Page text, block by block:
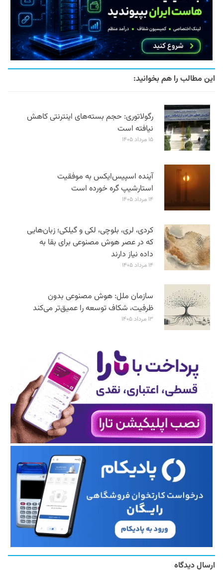
این مطالب را هم بخوانید:
رگولاتوری: حجم بسته‌های اینترنتی کاهش
نیافته است
۱۵ مرداد ۱۴۰۵
آینده اسپیس‌ایکس به موفقیت
استارشیپ گره خورده است
۱۴ مرداد ۱۴۰۵
کردی، لری، بلوچی، لکی و گیلکی؛ زبان‌هایی
که در عصر هوش مصنوعی برای بقا به
داده نیاز دارند
۱۴ مرداد ۱۴۰۵
سازمان ملل: هوش مصنوعی بدون
ظرفیت، شکاف توسعه را عمیق‌تر می‌کند
۱۳ مرداد ۱۴۰۵
ارسال دیدگاه